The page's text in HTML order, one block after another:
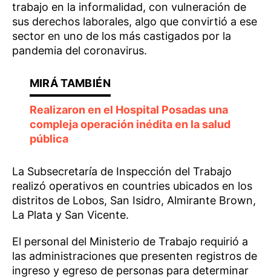
trabajo en la informalidad, con vulneración de
sus derechos laborales, algo que convirtió a ese
sector en uno de los más castigados por la
pandemia del coronavirus.
Realizaron en el Hospital Posadas una
compleja operación inédita en la salud
pública
La Subsecretaría de Inspección del Trabajo
realizó operativos en countries ubicados en los
distritos de Lobos, San Isidro, Almirante Brown,
La Plata y San Vicente.
El personal del Ministerio de Trabajo requirió a
las administraciones que presenten registros de
ingreso y egreso de personas para determinar